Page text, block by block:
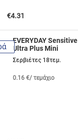
€4.31
EVERYDAY Sensitive
Ultra Plus Mini
Σερβιέτες 18τεμ.
0.16 €/ τεμάχιο